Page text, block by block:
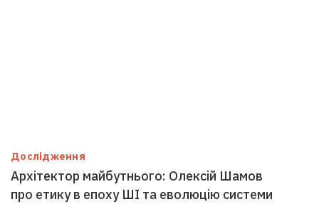
Дослідження
Архітектор майбутнього: Олексій Шамов
про етику в епоху ШІ та еволюцію системи